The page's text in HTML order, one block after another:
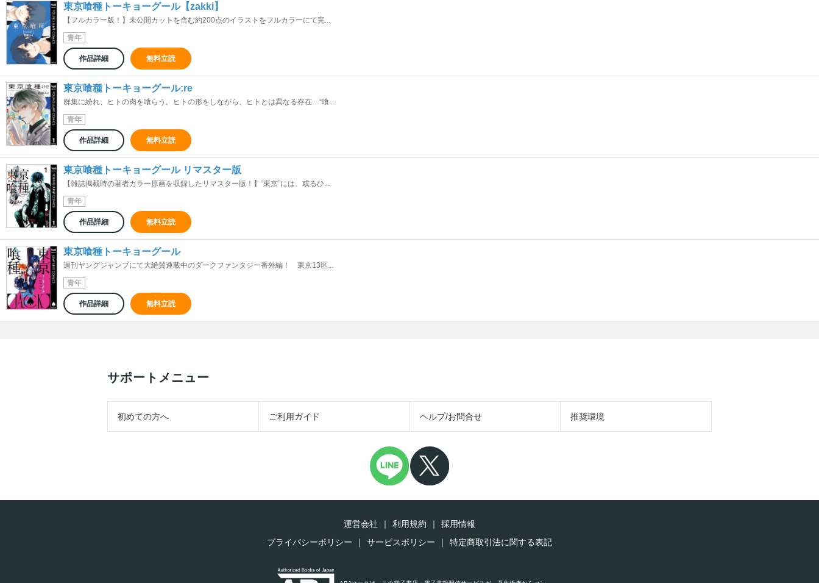
東京喰種トーキョーグール【zakki】
【フルカラー版！】未公開カットを含む約200点のイラストをフルカラーにて完...
青年
作品詳細 無料立読
東京喰種トーキョーグール:re
群集に紛れ、ヒトの肉を喰らう。ヒトの形をしながら、ヒトとは異なる存在…“喰...
青年
作品詳細 無料立読
東京喰種トーキョーグール リマスター版
【雑誌掲載時の著者カラー原画を収録したリマスター版！】“東京”には、或るひ...
青年
作品詳細 無料立読
東京喰種トーキョーグール
週刊ヤングジャンプにて大絶賛連載中のダークファンタジー番外編！ 東京13区...
青年
作品詳細 無料立読
サポートメニュー
初めての方へ ご利用ガイド ヘルプ/お問合せ 推奨環境
運営会社 利用規約
採用情報
プライバシーポリシー
サービスポリシー 特定商取引法に関する表記